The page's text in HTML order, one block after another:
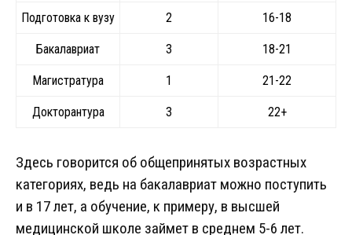
Подготовка к вузу 2 16-18
Бакалавриат 3 18-21
Магистратура 1 21-22
Докторантура 3 22+
Здесь говорится об общепринятых возрастных
категориях, ведь на бакалавриат можно поступить
и в 17 лет, а обучение, к примеру, в высшей
медицинской школе займет в среднем 5-6 лет.